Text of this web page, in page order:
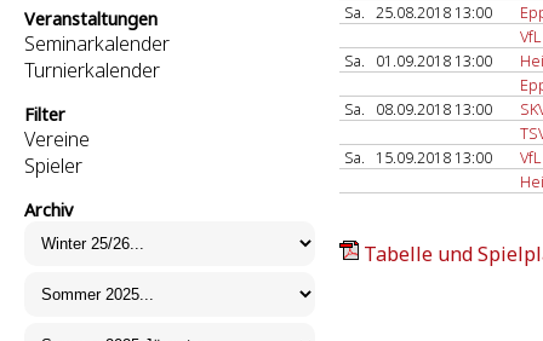
Veranstaltungen
Seminarkalender
Turnierkalender
Filter
Vereine
Spieler
Archiv
Sa. 25.08.2018 13:00
Sa.
01.09.2018 13:00
Sa.
08.09.2018 13:00
Sa.
15.09.2018 13:00
Tabelle und